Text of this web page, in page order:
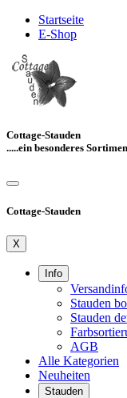
Startseite
E-Shop
Cottage-Stauden
.....ein besonderes
Cottage-Stauden
X
Info
Stauden
Stauden
AGB
Alle Kategorien
Neuheiten
Stauden